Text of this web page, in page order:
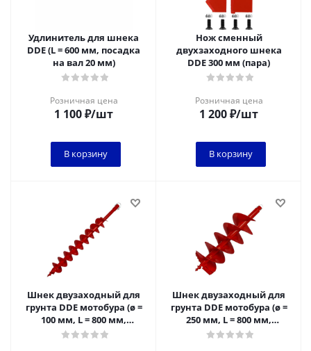
Удлинитель для шнека
DDE (L = 600 мм, посадка
на вал 20 мм)
Розничная цена
1 100₽/шт
В корзину
Нож сменный
двухзаходного шнека
DDE 300 мм (пара)
Розничная цена
1 200₽/шт
В корзину
Шнек двузаходный для
грунта DDE мотобура (ø =
100 мм, L = 800 мм,
посадка на вал 20 мм)
Шнек двузаходный для
грунта DDE мотобура (ø =
250 мм, L = 800 мм,
посадка на вал 20 мм)